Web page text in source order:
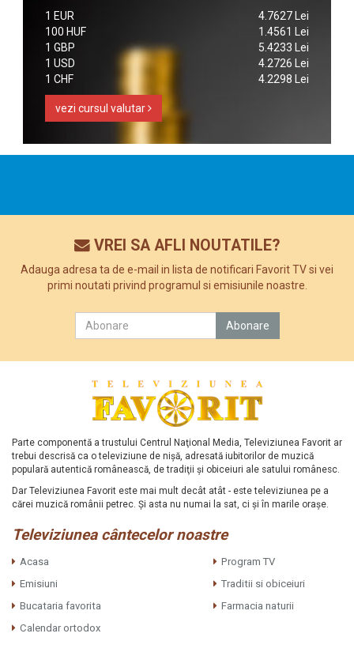
1 EUR
4.7627 Lei
100 HUF
1.4561 Lei
1 GBP
5.4233 Lei
1 USD
4.2726 Lei
1 CHF
4.2298 Lei
vezi cursul valutar
VREI SA AFLI NOUTATILE?
Adauga adresa ta de e-mail in lista de notificari Favorit TV si vei
primi noutati privind programul si emisiunile noastre.
Parte componentă a trustului Centrul Naţional Media, Televiziunea Favorit ar
trebui descrisă ca o televiziune de nişă, adresată iubitorilor de muzică
populară autentică românească, de tradiţii şi obiceiuri ale satului românesc.
Dar Televiziunea Favorit este mai mult decât atât - este televiziunea pe a
cărei muzică românii petrec. Şi asta nu numai la sat, ci şi în marile oraşe.
Televiziunea cântecelor noastre
Acasa
Program TV
Emisiuni
Traditii si obiceiuri
Bucataria favorita
Farmacia naturii
Calendar ortodox